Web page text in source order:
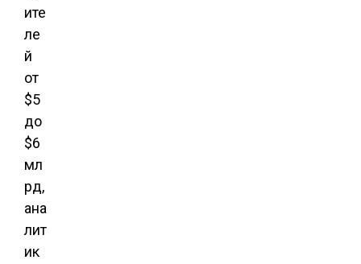
ите
ле
й
от
$5
до
$6
мл
рд,
ана
лит
ик